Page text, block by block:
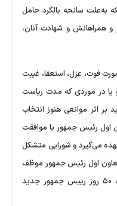
به‌علت سانحه بالگرد حامل
و همراهانش و شهادت آنان،
«در صورت فوت، عزل، استعفا، غیبت
یا در موردی که مدت ریاست
اثر موانعی هنوز انتخاب
اول رئیس جمهور یا موافقت
می‌گیرد و شورایی متشکل
اول رئیس جمهور موظف
است ترتیبی دهد که حداکثر ظرف مدت ۵۰ روز رییس جمهور جدید